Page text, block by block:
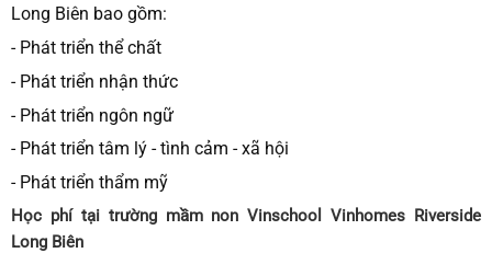
Long Biên bao gồm:
- Phát triển thể chất
- Phát triển nhận thức
- Phát triển ngôn ngữ
- Phát triển tâm lý - tình cảm - xã hội
- Phát triển thẩm mỹ
Học phí tại trường mầm non Vinschool Vinhomes Riverside
Long Biên